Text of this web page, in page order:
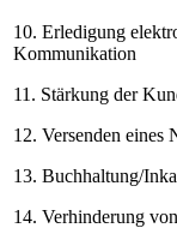
10. Erledigung
Kommunika­tion
11. Stärkung der
12. Versenden eines
13. Buchhaltung/
14. Verhinderung